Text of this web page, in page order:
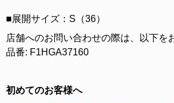
■展開サイズ：S（36）
店舗へのお問い合わせの際は、以下を
品番: F1HGA37160
初めてのお客様へ